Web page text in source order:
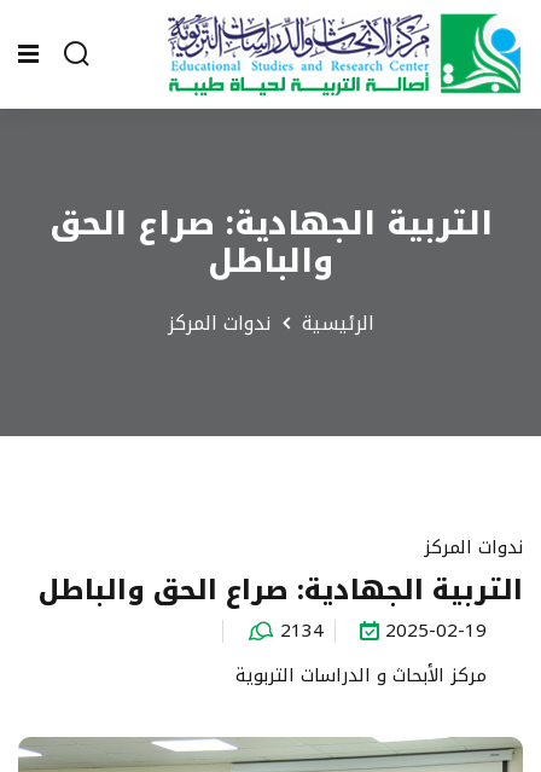
التربية الجهادية: صراع الحق
والباطل
الرئيسية ندوات المركز
ندوات المركز
التربية الجهادية: صراع الحق والباطل
2025-02-19
2134
مركز الأبحاث و الدراسات التربوية